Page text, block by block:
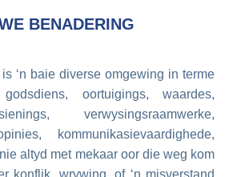
BENADERING
‘n baie diverse omgewing in terme
oortuigings, waardes,
verwysingsraamwerke,
kommunikasievaardighede,
altyd met mekaar oor die weg kom